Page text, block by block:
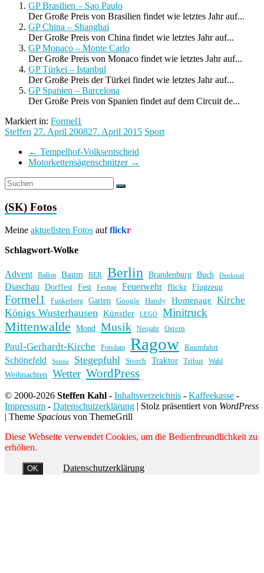
GP Brasilien – Sao Paulo
Der Große Preis von Brasilien findet wie letztes Jahr auf...
GP China – Shanghai
Der Große Preis von China findet wie letztes Jahr auf...
GP Monaco – Monte Carlo
Der Große Preis von Monaco findet wie letztes Jahr auf...
GP Türkei – Istanbul
Der Große Preis der Türkei findet wie letztes Jahr auf...
GP Spanien – Barcelona
Der Große Preis von Spanien findet auf dem Circuit de...
Markiert in: Formel1
Steffen 27. April 200827. April 2015 Sport
← Tempelhof-Volksentscheid
Motorkettensägenschnitzer →
(SK) Fotos
Meine aktuellsten Fotos aufflickr
Schlagwort-Wolke
Advent Ballon Baum BER Berlin Brandenburg Buch Denkmal
Diaschau Dorffest Fest Festtag Feuerwehr flickr Flugzeug
Formel1 Funkerberg Garten Google Handy Homepage Kirche
Königs Wusterhausen Künstler LEGO Minitruck
Mittenwalde Mond Musik Neujahr Ostern
Paul-Gerhardt-Kirche Potsdam Ragow Raumfahrt
Schönefeld Sonne Stegepfuhl Storch Traktor Tribut Wahl
Weihnachten Wetter WordPress
© 2000-2026 Steffen Kahl - Inhaltsverzeichnis - Kaffeekasse -
Impressum - Datenschutzerklärung | Stolz präsentiert von WordPress
| Theme Spacious von ThemeGrill
Diese Webseite verwendet Cookies, um die Bedienfreundlichkeit zu
erhöhen.
OK Datenschutzerklärung